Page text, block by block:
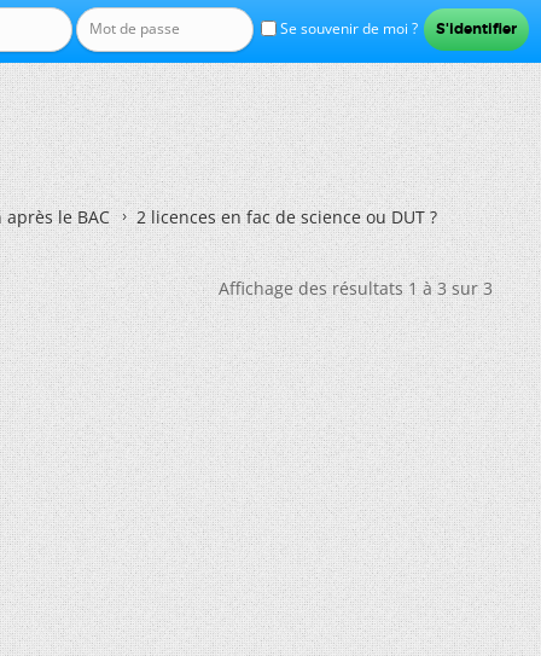
Se souvenir de moi ?
le BAC 2 licences en fac de science ou DUT ?
Affichage des résultats 1 à 3 sur 3